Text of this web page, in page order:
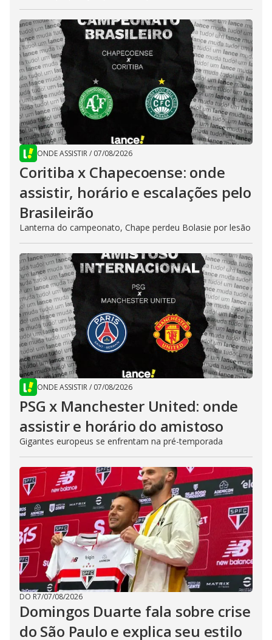
ONDE ASSISTIR/ 07/08/2026
Coritiba x Chapecoense: onde
assistir, horário e escalações pelo
Brasileirão
Lanterna do campeonato, Chape perdeu Bolasie por lesão
ONDE ASSISTIR/ 07/08/2026
PSG x Manchester United: onde
assistir e horário do amistoso
Gigantes europeus se enfrentam na pré-temporada
DO R7/07/08/2026
Domingos Duarte fala sobre crise
do São Paulo e explica seu estilo